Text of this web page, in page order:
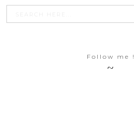
Search
Follow me !